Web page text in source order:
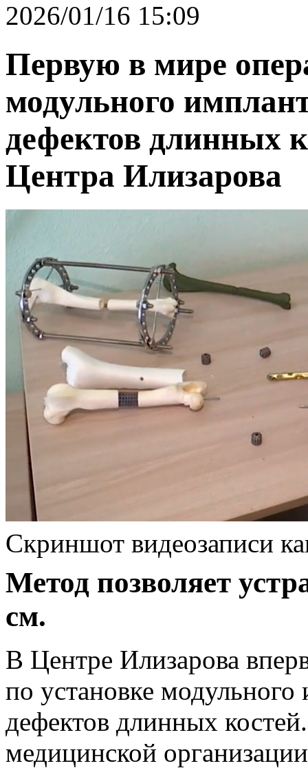
2026/01/16 15:09
Первую в мире
модульного
дефектов длинных
Центра Илизарова
Скриншот видеозаписи
Метод позволяет
см.
В Центре Илизарова
по установке модульного
дефектов длинных
медицинской